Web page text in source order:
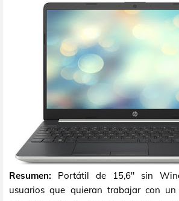
Resumen: Portátil de 15,6" sin
usuarios que quieran trabajar con